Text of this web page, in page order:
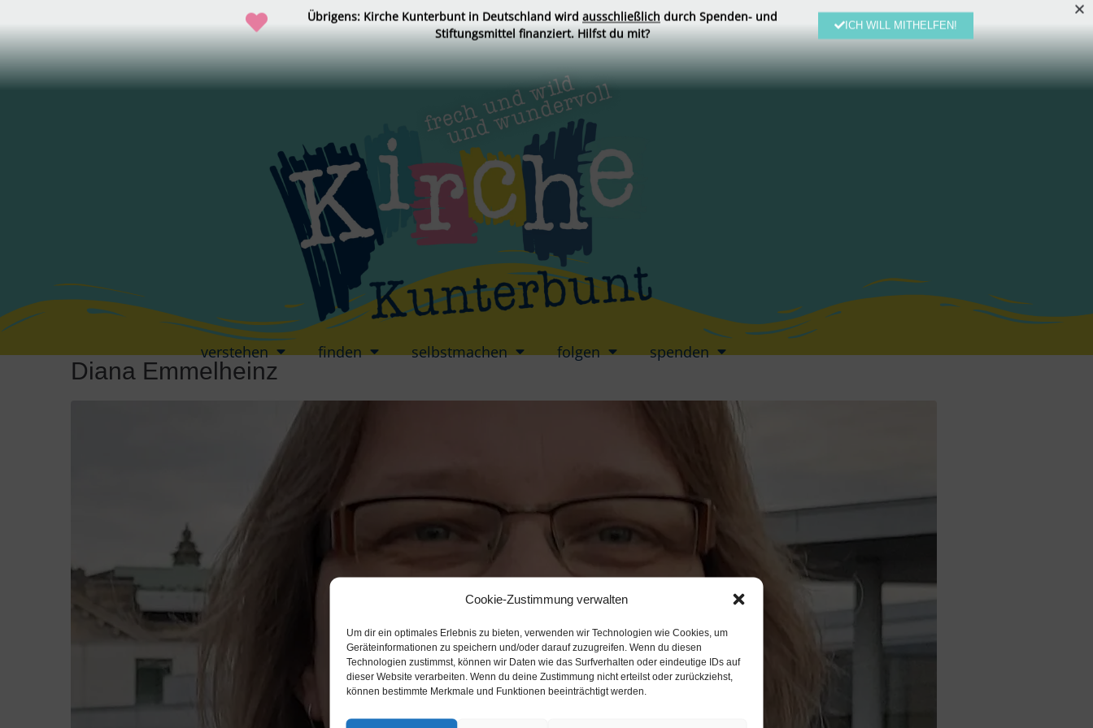
Cookie-Zustimmung verwalten
Um dir ein optimales Erlebnis zu bieten, verwenden wir Technologien wie Cookies, um
Geräteinformationen zu speichern und/oder darauf zuzugreifen. Wenn du diesen
Technologien zustimmst, können wir Daten wie das Surfverhalten oder eindeutige IDs auf
dieser Website verarbeiten. Wenn du deine Zustimmung nicht erteilst oder zurückziehst,
können bestimmte Merkmale und Funktionen beeinträchtigt werden.
verstehen finden selbstmachen folgen spenden
Diana Emmelheinz
Übrigens: Kirche Kunterbunt in Deutschland wird ausschließlich durch Spenden- und
Stiftungsmittel finanziert. Hilfst du mit?
ICH WILL MITHELFEN!